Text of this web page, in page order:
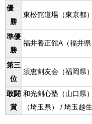
優
勝
東松舘道場（東京都）
準優
勝
福井養正館A（福井県
第三
位
須恵剣友会（福岡県
敢闘
賞
和光剣心塾（山口県
（埼玉県） / 埼玉越